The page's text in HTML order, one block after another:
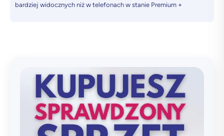
bardziej widocznych niż w telefonach w stanie Premium +